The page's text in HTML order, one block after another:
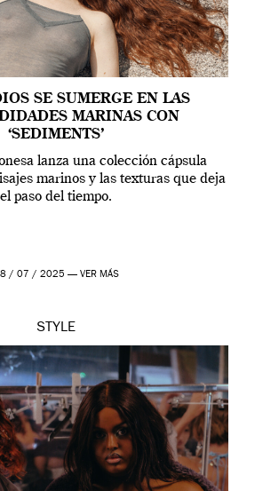
SE SUMERGE EN LAS
MARINAS CON
‘SEDIMENTS’
lanza una colección cápsula
marinos y las texturas que deja
el paso del tiempo.
/ 07 / 2025 — VER MÁS
STYLE